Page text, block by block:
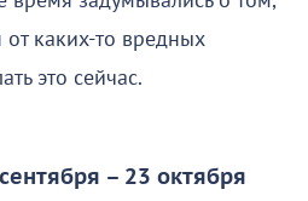
от каких-то вредных
это сейчас.
– 23 октября